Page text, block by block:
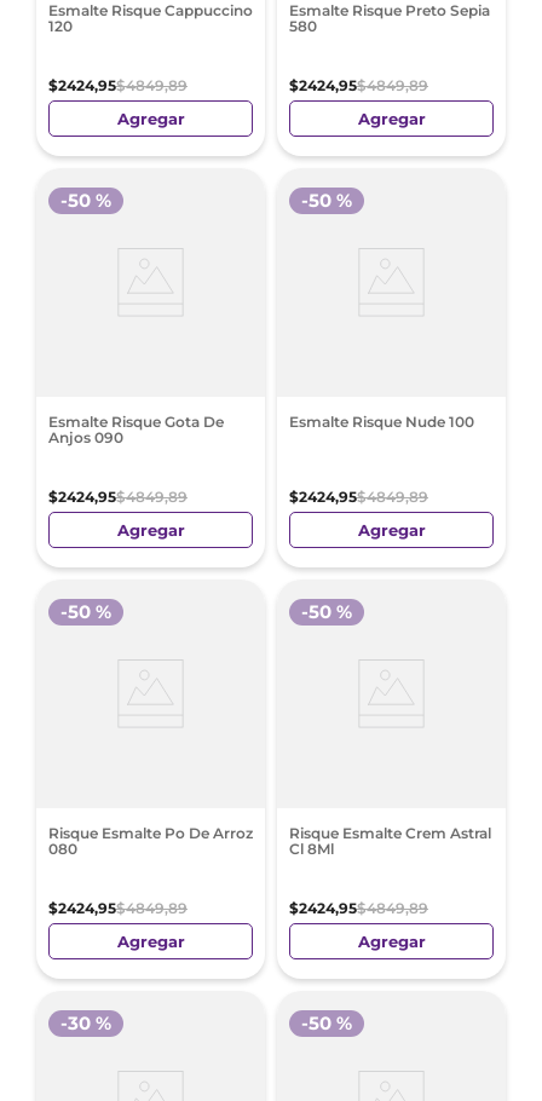
Esmalte Risque Cappuccino
120
$2424,95$4849,89
Agregar
Esmalte Risque Preto Sepia
580
$2424,95$4849,89
Agregar
Esmalte Risque Gota De
Anjos 090
$2424,95$4849,89
-50 %
Agregar
Esmalte Risque Nude 100
$2424,95$4849,89
-50 %
Agregar
Risque Esmalte Po De Arroz
080
$2424,95$4849,89
-50 %
Agregar
Risque Esmalte Crem Astral
Cl 8Ml
$2424,95$4849,89
-50 %
Agregar
-30 % -50 %